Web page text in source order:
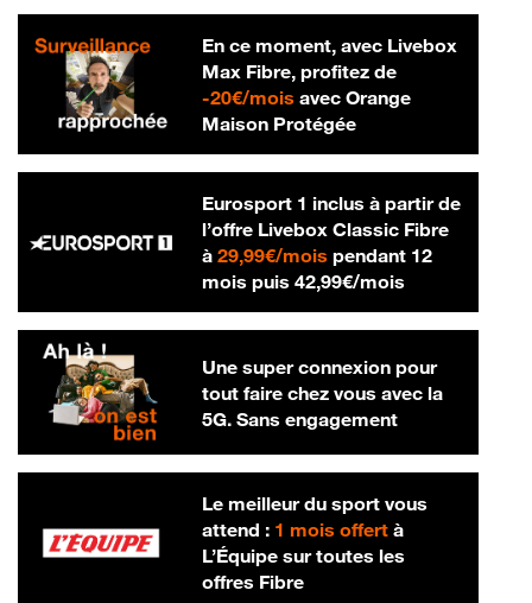
En ce moment, avec Livebox
Max Fibre, profitez de
-20€/mois20 € par mois
avec Orange
Maison Protégée
Eurosport 1 inclus à partir de
l’offre Livebox Classic Fibre
à 29,99€/mois29,99 € par mois
pendant 12
mois puis 42,99€/mois42,99 € par
Une super connexion pour
tout faire chez vous avec la
5G. Sans engagement
Le meilleur du sport vous
attend : 1 mois offertà
L’Équipe sur toutes les
offres Fibre